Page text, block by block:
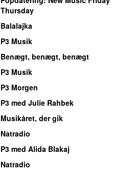
Thursday
Balalajka
P3 Musik
Benægt, benægt, benægt
P3 Musik
P3 Morgen
P3 med Julie Rahbek
Musikåret, der gik
Natradio
P3 med Alida Blakaj
Natradio